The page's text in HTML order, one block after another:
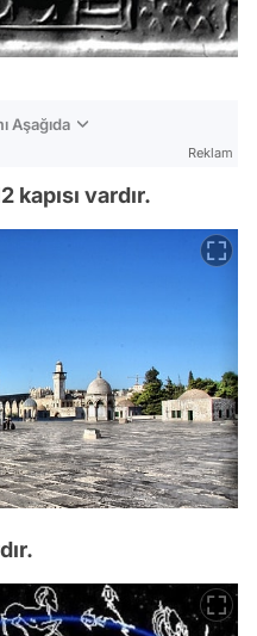
Aşağıda
Reklam
vardır.